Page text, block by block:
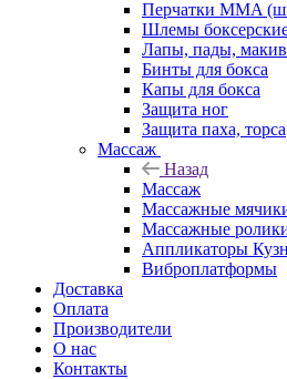
Перчатки MMA
Шлемы
Лапы, пады,
Бинты для бокса
Капы для бокса
Защита ног
Защита паха, торса
Массаж
Назад
Массаж
Массажные
Массажные
Аппликаторы
Виброплатформы
Доставка
Оплата
Производители
О нас
Контакты